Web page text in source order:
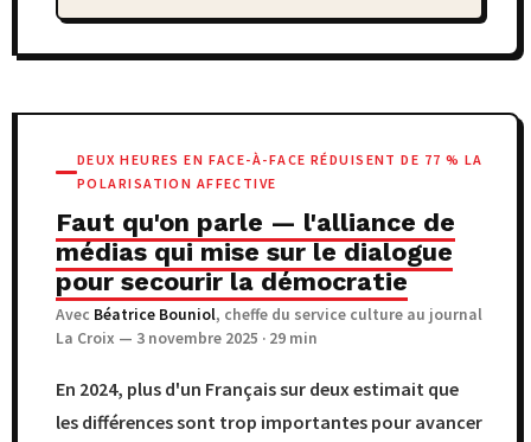
DEUX HEURES EN FACE-À-FACE RÉDUISENT DE 77 % LA
POLARISATION AFFECTIVE
Faut qu'on parle — l'alliance de
médias qui mise sur le dialogue
pour secourir la démocratie
Avec Béatrice Bouniol, cheffe du service culture au journal
La Croix — 3 novembre 2025 · 29 min
En 2024, plus d'un Français sur deux estimait que
les différences sont trop importantes pour avancer